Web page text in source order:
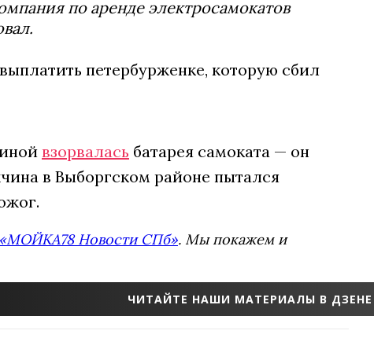
по аренде электросамокатов
петербурженке, которую сбил
взорвалась батарея самоката — он
в Выборгском районе пытался
«МОЙКА78 Новости СПб». Мы покажем и
ЧИТАЙТЕ НАШИ МАТЕРИАЛЫ В ДЗЕНЕ